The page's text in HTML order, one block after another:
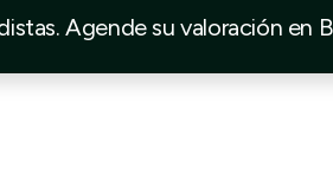
Agende su valoración en